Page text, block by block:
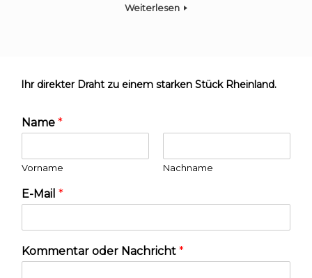
Weiterlesen
Ihr direkter Draht zu einem starken Stück Rheinland.
Name *
Vorname Nachname
E-Mail *
Kommentar oder Nachricht *